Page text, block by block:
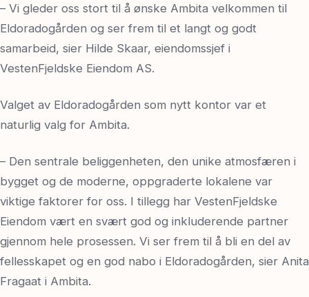
– Vi gleder oss stort til å ønske Ambita velkommen til
Eldoradogården og ser frem til et langt og godt
samarbeid, sier Hilde Skaar, eiendomssjef i
VestenFjeldske Eiendom AS.
Valget av Eldoradogården som nytt kontor var et
naturlig valg for Ambita.
– Den sentrale beliggenheten, den unike atmosfæren i
bygget og de moderne, oppgraderte lokalene var
viktige faktorer for oss. I tillegg har VestenFjeldske
Eiendom vært en svært god og inkluderende partner
gjennom hele prosessen. Vi ser frem til å bli en del av
fellesskapet og en god nabo i Eldoradogården, sier Anita
Fragaat i Ambita.